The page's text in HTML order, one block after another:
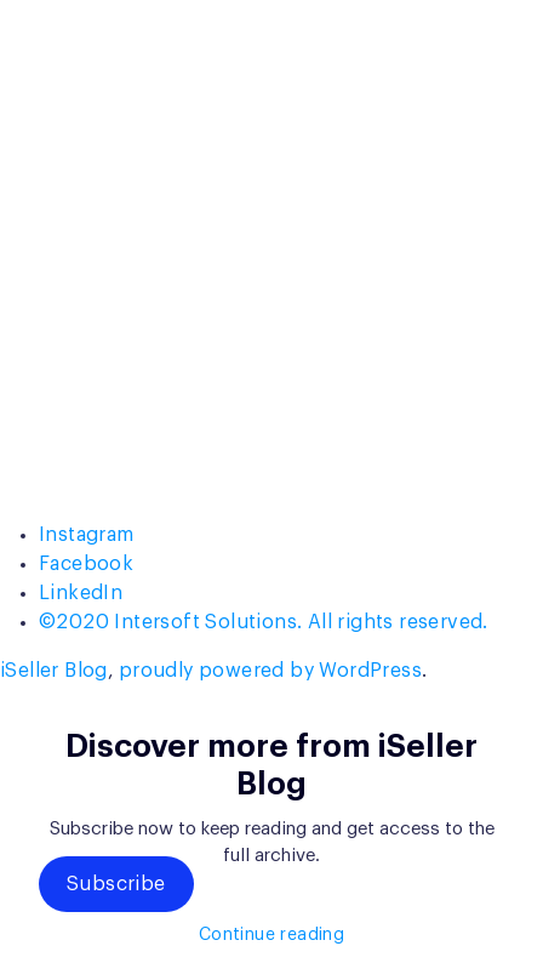
Instagram
Facebook
LinkedIn
©2020 Intersoft Solutions. All rights reserved.
iSeller Blog, proudly powered by WordPress.
Discover more from iSeller
Blog
Subscribe now to keep reading and get access to the
full archive.
Subscribe
Continue reading